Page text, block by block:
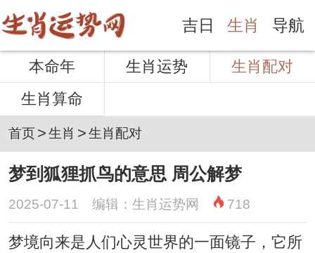
吉日 生肖 导航
本命年 生肖运势
生肖配对
生肖算命
首页>生肖 >生肖配对
梦到狐狸抓鸟的意思 周公解梦
2025-07-11 编辑：生肖运势网 718
梦境向来是人们心灵世界的一面镜子，它所